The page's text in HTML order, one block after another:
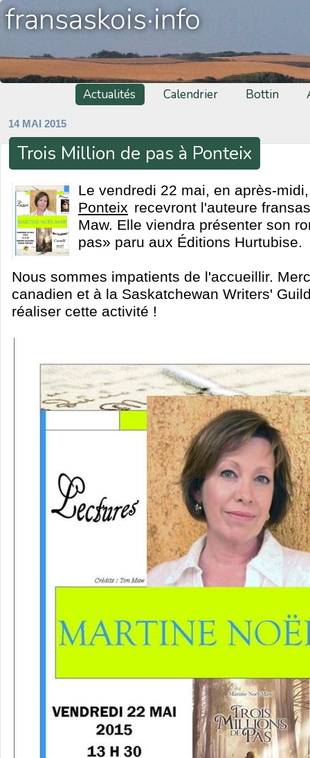
fransaskois·info
Actualités Calendrier Bottin
14 MAI 2015
Trois Million de pas à Ponteix
Le vendredi 22 mai, en après-
Ponteix recevront l'auteure
Maw. Elle viendra présenter son
pas» paru aux Éditions Hurtubise.
Nous sommes impatients de l'accueillir.
canadien et à la Saskatchewan Writers'
réaliser cette activité !